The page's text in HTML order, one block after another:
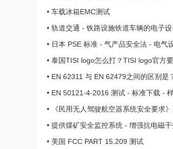
• 车载冰箱EMC测试
• 轨道交通 - 铁路设施铁道车辆的电子
• 日本 PSE 标准 - 气产品安全法 - 电气
准下载 ...
• 泰国TISI logo怎么打？TISI logo官方
• EN 62311 与 EN 62479之间的区别是
• EN 50121-4-2016 测试 - 标准下载 -
路信号和通信设备 ...
•
《民用无人驾驶航空器系统安全要求
0-2023） - 无人机标准 ...
• 提供煤矿安全监控系统 - 增强抗电磁
改 ...
• 美国 FCC PART 15.209 测试